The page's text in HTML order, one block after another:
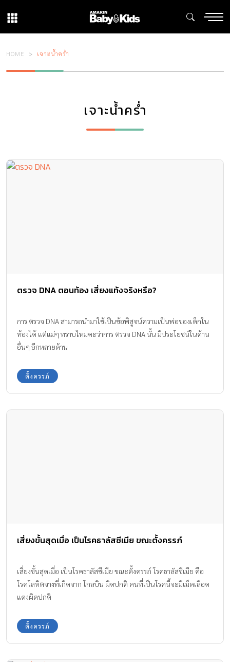
HOME เจาะน้ำคร่ำ
เจาะน้ำคร่ำ
ตรวจ DNA ตอนท้อง เสี่ยงแท้งจริงหรือ?
การ ตรวจ DNA สามารถนำมาใช้เป็นข้อพิสูจน์ความเป็นพ่อของเด็กใน
ท้องได้ แต่แม่ๆ ทราบไหมคะว่าการ ตรวจ DNA นั้น มีประโยชน์ในด้าน
อื่นๆ อีกหลายด้าน
ตั้งครรภ์
เสี่ยงขั้นสุดเมื่อ เป็นโรคธาลัสซีเมีย ขณะตั้งครรภ์
เสี่ยงขั้นสุดเมื่อ เป็นโรคธาลัสซีเมีย ขณะตั้งครรภ์ โรคธาลัสซีเมีย คือ
โรคโลหิตจางที่เกิดจาก โกลบิน ผิดปกติ คนที่เป็นโรคนี้จะมีเม็ดเลือด
แดงผิดปกติ
ตั้งครรภ์